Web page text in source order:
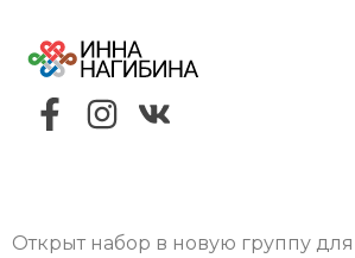
Открыт набор в новую группу